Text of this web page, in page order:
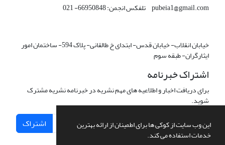
این وب سایت از کوکی ها برای اطمینان از ارائه بهترین
خدمات استفاده می کند.
pubeia1@gmail.com تلفکس انجمن: 66950848- 021
خیابان انقلاب- خیابان قدس- ابتدای خ طالقانی- پلاک 594- ساختمان امور
ایثارگران- طبقه سوم
اشتراک خبرنامه
برای دریافت اخبار و اطلاعیه های مهم نشریه در خبرنامه نشریه مشترک
شوید.
اشتراک